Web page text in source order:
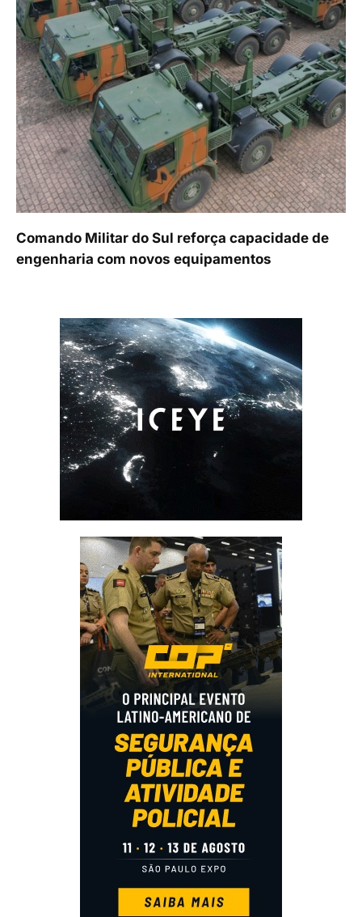
Comando Militar do Sul reforça capacidade de
engenharia com novos equipamentos